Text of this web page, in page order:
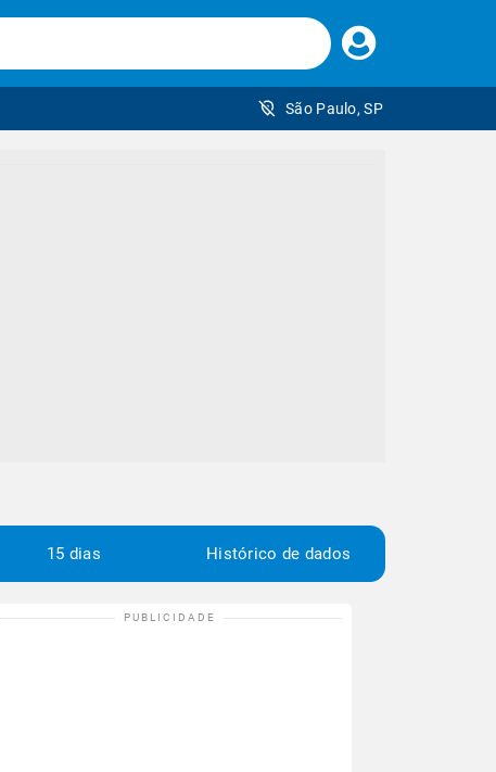
Faça
seu
São Paulo, SP
15 dias Histórico de dados